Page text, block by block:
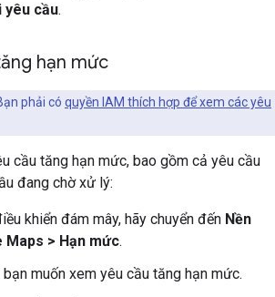
yêu cầu.
hạn mức
phải có quyền IAM thích hợp để xem các yêu
cầu tăng hạn mức, bao gồm cả yêu cầu
đang chờ xử lý:
khiển đám mây, hãy chuyển đến Nền
> Hạn mức.
muốn xem yêu cầu tăng hạn mức.